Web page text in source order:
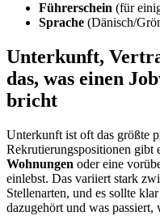
Führerschein (für
Sprache (Dänisch/
Unterkunft,
das, was einen
bricht
Unterkunft ist oft das größte
Rekrutierungspositionen gibt
Wohnungen oder eine
einlebst. Das variiert stark
Stellenarten, und es sollte
dazugehört und was passiert,